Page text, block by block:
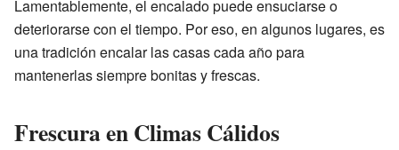
Lamentablemente, el encalado puede ensuciarse o
deteriorarse con el tiempo. Por eso, en algunos lugares, es
una tradición encalar las casas cada año para
mantenerlas siempre bonitas y frescas.
Frescura en Climas Cálidos